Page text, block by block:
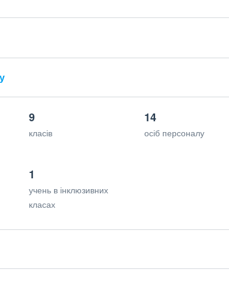
9
класів
14
осіб персоналу
1
учень в інклюзивних
класах